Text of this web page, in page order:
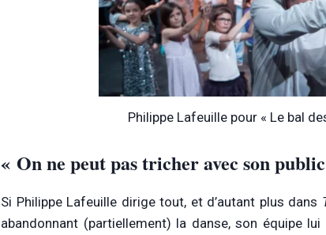
Philippe Lafeuille pour « Le bal
« On ne peut pas tricher avec son
Si Philippe Lafeuille dirige tout, et d’autant plus dans
abandonnant (partiellement) la danse, son équipe